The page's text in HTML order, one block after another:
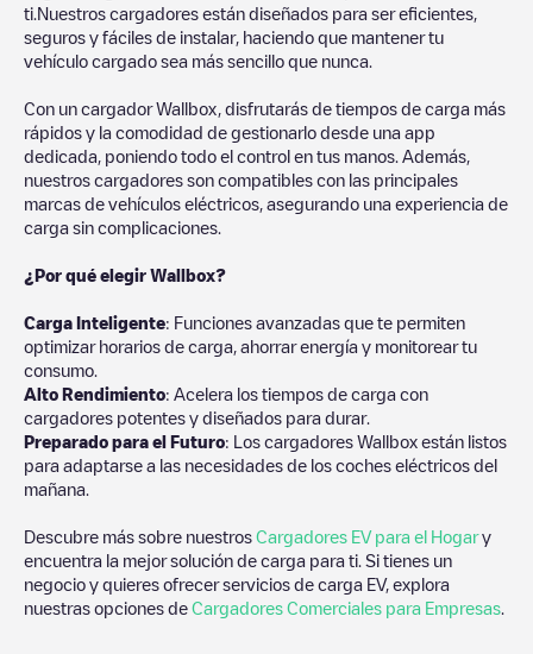
ti.Nuestros cargadores están diseñados para ser eficientes,
seguros y fáciles de instalar, haciendo que mantener tu
vehículo cargado sea más sencillo que nunca.
Con un cargador Wallbox, disfrutarás de tiempos de carga más
rápidos y la comodidad de gestionarlo desde una app
dedicada, poniendo todo el control en tus manos. Además,
nuestros cargadores son compatibles con las principales
marcas de vehículos eléctricos, asegurando una experiencia de
carga sin complicaciones.
¿Por qué elegir Wallbox?
Carga Inteligente: Funciones avanzadas que te permiten
optimizar horarios de carga, ahorrar energía y monitorear tu
consumo.
Alto Rendimiento: Acelera los tiempos de carga con
cargadores potentes y diseñados para durar.
Preparado para el Futuro: Los cargadores Wallbox están listos
para adaptarse a las necesidades de los coches eléctricos del
mañana.
Descubre más sobre nuestros Cargadores EV para el Hogary
encuentra la mejor solución de carga para ti. Si tienes un
negocio y quieres ofrecer servicios de carga EV, explora
nuestras opciones de Cargadores Comerciales para Empresas